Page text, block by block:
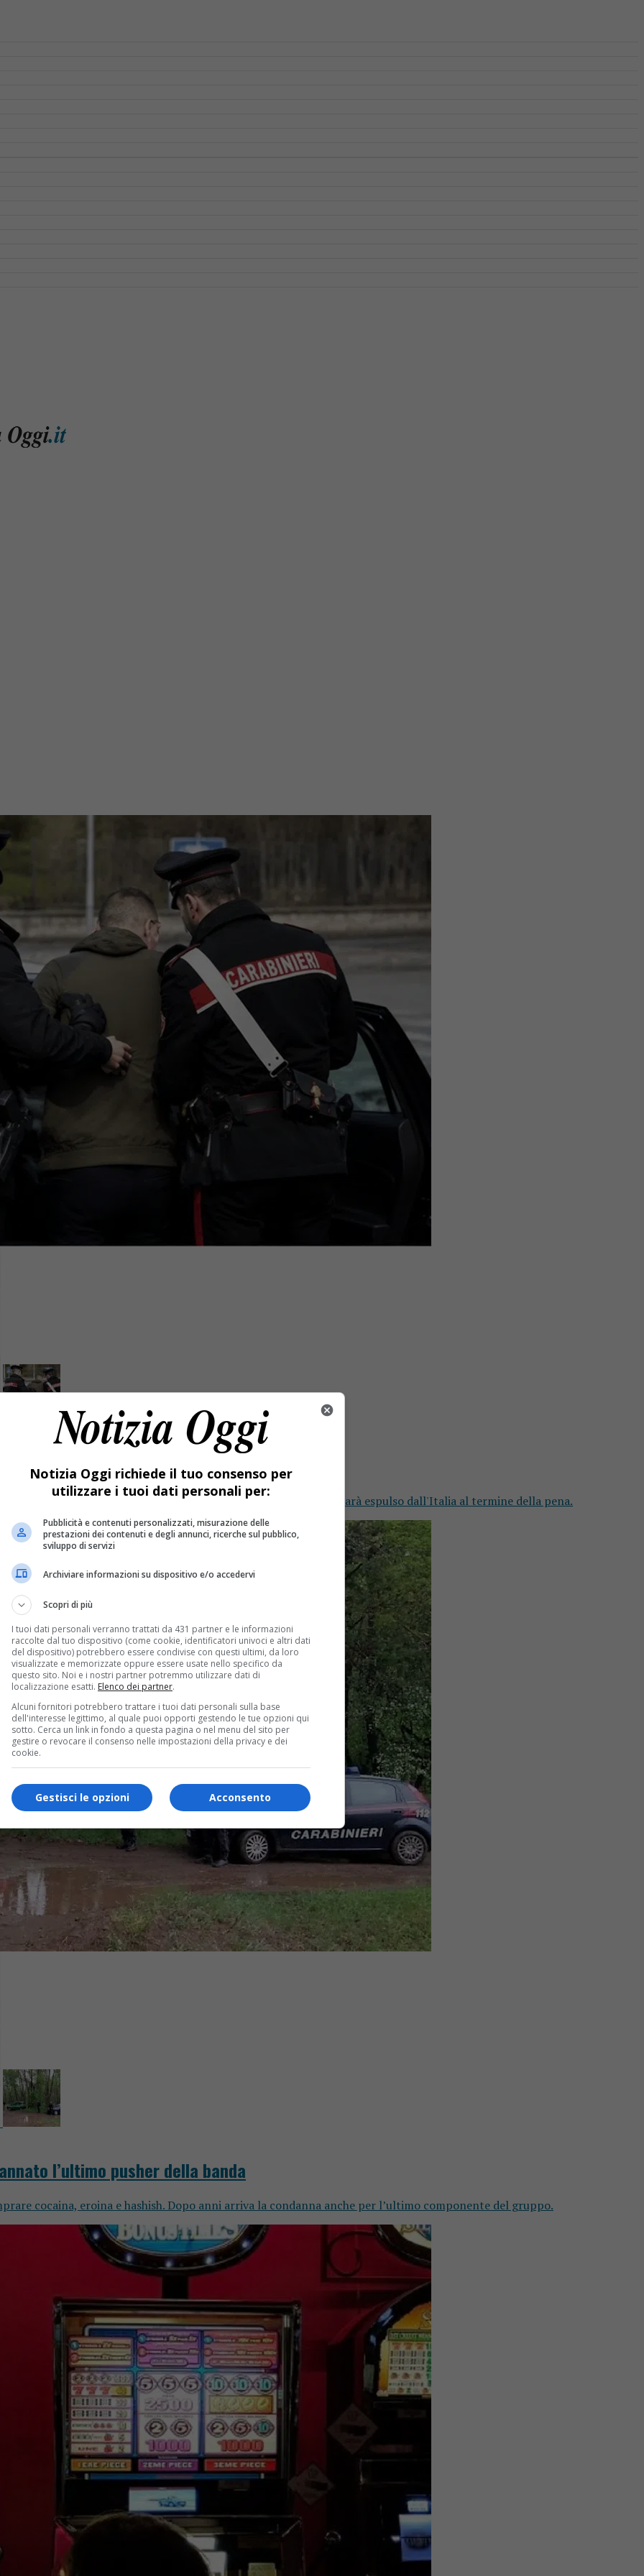
condannato a un anno e mezzo
arrestato dopo una vendita a un consumatore di Grignasco. Sarà espulso dall'Italia al termine della pena.
l’ultimo pusher della banda
cocaina, eroina e hashish. Dopo anni arriva la condanna anche per l’ultimo componente del gruppo.
Notizia Oggi richiede il tuo consenso per
utilizzare i tuoi dati personali per:
Pubblicità e contenuti personalizzati, misurazione delle
prestazioni dei contenuti e degli annunci, ricerche sul pubblico,
sviluppo di servizi
Archiviare informazioni su dispositivo e/o accedervi
Scopri di più
I tuoi dati personali verranno trattati da 431 partner e le informazioni
raccolte dal tuo dispositivo (come cookie, identificatori univoci e altri dati
del dispositivo) potrebbero essere condivise con questi ultimi, da loro
visualizzate e memorizzate oppure essere usate nello specifico da
questo sito. Noi e i nostri partner potremmo utilizzare dati di
localizzazione esatti. Elenco dei partner.
Alcuni fornitori potrebbero trattare i tuoi dati personali sulla base
dell'interesse legittimo, al quale puoi opporti gestendo le tue opzioni qui
sotto. Cerca un link in fondo a questa pagina o nel menu del sito per
gestire o revocare il consenso nelle impostazioni della privacy e dei
cookie.
Acconsento
Gestisci le opzioni